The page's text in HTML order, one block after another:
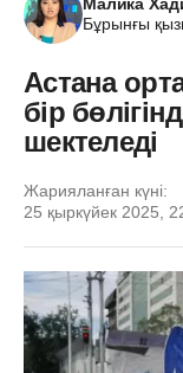
Бұрынғы
Астана
бір
шектеледі
Жарияланған күні:
25 қыркүйек 2025,